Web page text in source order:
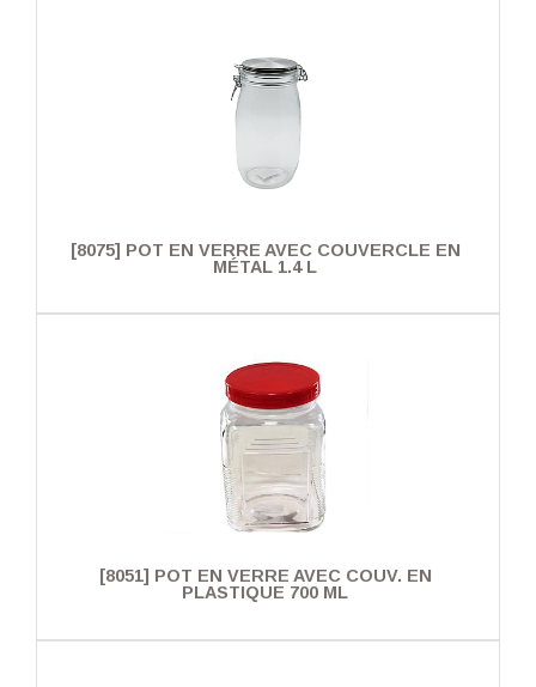
[8075] POT EN VERRE AVEC COUVERCLE EN
MÉTAL 1.4 L
[8051] POT EN VERRE AVEC COUV. EN
PLASTIQUE 700 ML